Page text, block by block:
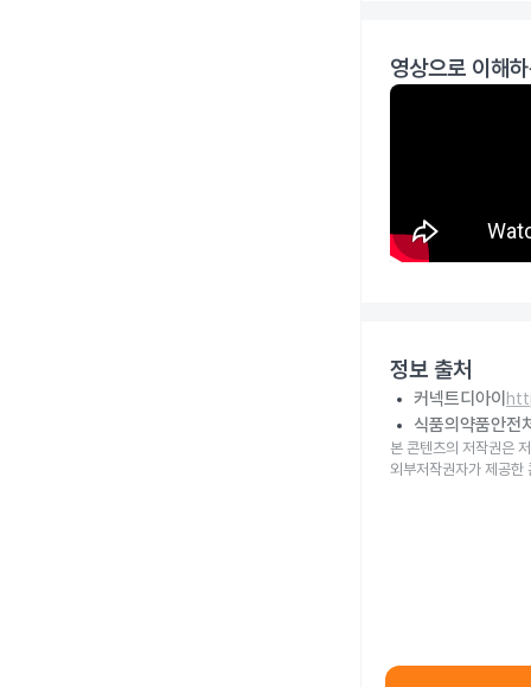
영상으로 이해
정보 출처
커넥트디아이
식품의약품안전
본 콘텐츠의 저작권은
외부저작권자가 제공한